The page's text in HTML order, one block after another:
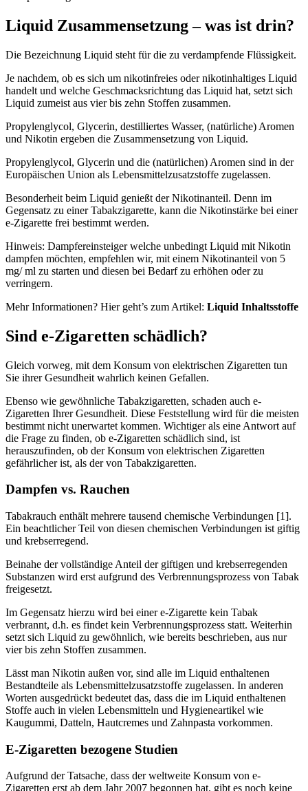
Liquid Zusammensetzung – was ist drin?
Die Bezeichnung Liquid steht für die zu verdampfende Flüssigkeit.
Je nachdem, ob es sich um nikotinfreies oder nikotinhaltiges Liquid
handelt und welche Geschmacksrichtung das Liquid hat, setzt sich
Liquid zumeist aus vier bis zehn Stoffen zusammen.
Propylenglycol, Glycerin, destilliertes Wasser, (natürliche) Aromen
und Nikotin ergeben die Zusammensetzung von Liquid.
Propylenglycol, Glycerin und die (natürlichen) Aromen sind in der
Europäischen Union als Lebensmittelzusatzstoffe zugelassen.
Besonderheit beim Liquid genießt der Nikotinanteil. Denn im
Gegensatz zu einer Tabakzigarette, kann die Nikotinstärke bei einer
e-Zigarette frei bestimmt werden.
Hinweis: Dampfereinsteiger welche unbedingt Liquid mit Nikotin
dampfen möchten, empfehlen wir, mit einem Nikotinanteil von 5
mg/ ml zu starten und diesen bei Bedarf zu erhöhen oder zu
verringern.
Mehr Informationen? Hier geht’s zum Artikel: Liquid Inhaltsstoffe
Sind e-Zigaretten schädlich?
Gleich vorweg, mit dem Konsum von elektrischen Zigaretten tun
Sie ihrer Gesundheit wahrlich keinen Gefallen.
Ebenso wie gewöhnliche Tabakzigaretten, schaden auch e-
Zigaretten Ihrer Gesundheit. Diese Feststellung wird für die meisten
bestimmt nicht unerwartet kommen. Wichtiger als eine Antwort auf
die Frage zu finden, ob e-Zigaretten schädlich sind, ist
herauszufinden, ob der Konsum von elektrischen Zigaretten
gefährlicher ist, als der von Tabakzigaretten.
Dampfen vs. Rauchen
Tabakrauch enthält mehrere tausend chemische Verbindungen [1].
Ein beachtlicher Teil von diesen chemischen Verbindungen ist giftig
und krebserregend.
Beinahe der vollständige Anteil der giftigen und krebserregenden
Substanzen wird erst aufgrund des Verbrennungsprozess von Tabak
freigesetzt.
Im Gegensatz hierzu wird bei einer e-Zigarette kein Tabak
verbrannt, d.h. es findet kein Verbrennungsprozess statt. Weiterhin
setzt sich Liquid zu gewöhnlich, wie bereits beschrieben, aus nur
vier bis zehn Stoffen zusammen.
Lässt man Nikotin außen vor, sind alle im Liquid enthaltenen
Bestandteile als Lebensmittelzusatzstoffe zugelassen. In anderen
Worten ausgedrückt bedeutet das, dass die im Liquid enthaltenen
Stoffe auch in vielen Lebensmitteln und Hygieneartikel wie
Kaugummi, Datteln, Hautcremes und Zahnpasta vorkommen.
E-Zigaretten bezogene Studien
Aufgrund der Tatsache, dass der weltweite Konsum von e-
Zigaretten erst ab dem Jahr 2007 begonnen hat, gibt es noch keine